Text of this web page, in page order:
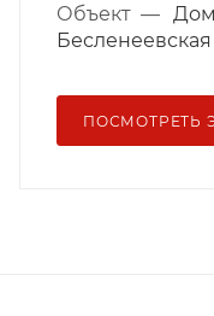
Объект —
Дом
Бесленеевская
ПОСМОТРЕТЬ